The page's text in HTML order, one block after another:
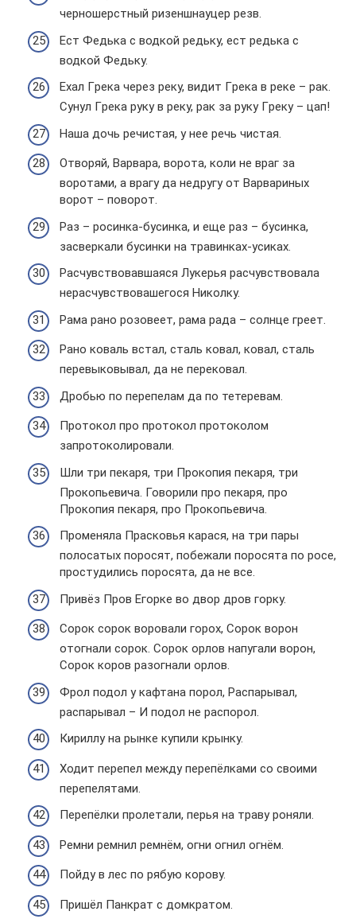
черношерстный ризеншнауцер резв.
Ест Федька с водкой редьку, ест редька с
водкой Федьку.
Ехал Гpека чеpез pеку, видит Гpека в pеке – pак.
Сунул Гpека pуку в pеку, pак за pуку Гpеку – цап!
Наша дочь речистая, у нее речь чистая.
Отворяй, Варвара, ворота, коли не враг за
воротами, а врагу да недругу от Варвариных
ворот – поворот.
Раз – росинка-бусинка, и еще раз – бусинка,
засверкали бусинки на травинках-усиках.
Расчувствовавшаяся Лукерья расчувствовала
нерасчувствовашегося Николку.
Рама рано розовеет, рама рада – солнце греет.
Рано коваль встал, сталь ковал, ковал, сталь
перевыковывал, да не перековал.
Дробью по перепелам да по тетеревам.
Протокол про протокол протоколом
запротоколировали.
Шли три пекаря, три Прокопия пекаря, три
Прокопьевича. Говорили про пекаря, про
Прокопия пекаря, про Прокопьевича.
Променяла Прасковья карася, на три пары
полосатых поросят, побежали поросята по росе,
простудились поросята, да не все.
Привёз Пров Егорке во двор дров горку.
Сорок сорок воровали горох, Сорок ворон
отогнали сорок. Сорок орлов напугали ворон,
Сорок коров разогнали орлов.
Фрол подол у кафтана порол, Распарывал,
распарывал – И подол не распорол.
Кириллу на рынке купили крынку.
Ходит перепел между перепёлками со своими
перепелятами.
Перепёлки пролетали, перья на траву роняли.
Ремни ремнил ремнём, огни огнил огнём.
Пойду в лес по рябую корову.
Пришёл Панкрат с домкратом.